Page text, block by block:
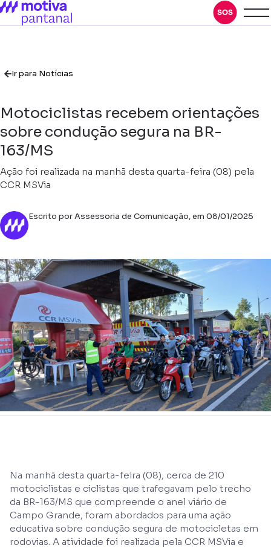
Ir para Notícias
Motociclistas recebem orientações
sobre condução segura na BR-
163/MS
Ação foi realizada na manhã desta quarta-feira (08) pela
CCR MSVia
Escrito por Assessoria de Comunicação, em 08/01/2025
Na manhã desta quarta-feira (08), cerca de 210
motociclistas e ciclistas que trafegavam pelo trecho
da BR-163/MS que compreende o anel viário de
Campo Grande, foram abordados para uma ação
educativa sobre condução segura de motocicletas em
rodovias. A atividade foi realizada pela CCR MSVia e